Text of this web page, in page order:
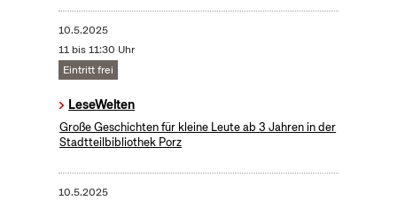
10.5.2025
11 bis 11:30 Uhr
Eintritt frei
LeseWelten
Große Geschichten für kleine Leute ab 3 Jahren in der
Stadtteilbibliothek Porz
10.5.2025